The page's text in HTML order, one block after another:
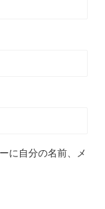
に自分の名前、メ